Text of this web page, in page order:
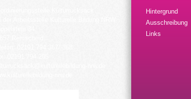
Hintergrund
Ausschreibung
Links